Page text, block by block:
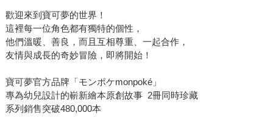
歡迎來到寶可夢的世界！
這裡每一位角色都有獨特的個性，
他們溫暖、善良，而且互相尊重、一起合作，
友情與成長的奇妙冒險，即將開始！
寶可夢官方品牌「モンポケmonpoké」
專為幼兒設計的嶄新繪本原創故事 2冊同時珍藏
系列銷售突破480,000本